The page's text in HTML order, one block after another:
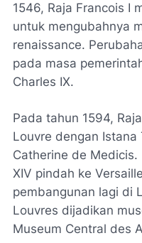
1546, Raja Francois I
untuk mengubahnya
renaissance.
pada masa
Charles IX.
Pada tahun 1594,
Louvre dengan
Catherine de Medicis.
XIV pindah ke
pembangunan lagi di
Louvres dijadikan
Museum Central des